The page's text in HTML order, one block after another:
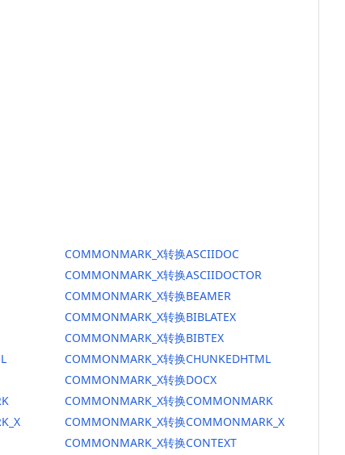
COMMONMARK_X转换ASCIIDOC
COMMONMARK_X转换ASCIIDOCTOR
COMMONMARK_X转换BEAMER
COMMONMARK_X转换BIBLATEX
COMMONMARK_X转换BIBTEX
COMMONMARK_X转换CHUNKEDHTML
COMMONMARK_X转换DOCX
COMMONMARK_X转换COMMONMARK
COMMONMARK_X转换COMMONMARK_X
COMMONMARK_X转换CONTEXT